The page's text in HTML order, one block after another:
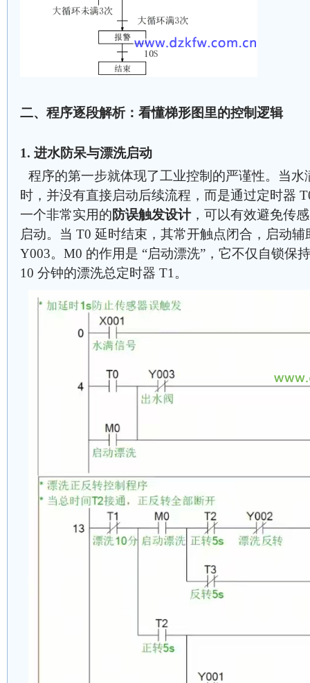
二、程序逐段解析：看懂梯形图里的控制逻辑
1. 进水防呆与漂洗启动
程序的第一步就体现了工业控制的严谨性。当水
时，并没有直接启动后续流程，而是通过定时器
一个非常实用的防误触发设计，可以有效避免传
启动。当 T0 延时结束，其常开触点闭合，启动
Y003。M0 的作用是 “启动漂洗”，它不仅自锁保
10 分钟的漂洗总定时器 T1。